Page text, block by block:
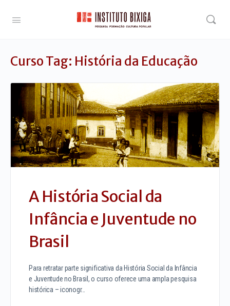
Curso Tag: História da Educação
A História Social da
Infância e Juventude no
Brasil
Para retratar parte significativa da História Social da Infância
e Juventude no Brasil, o curso oferece uma ampla pesquisa
histórica – iconogr…